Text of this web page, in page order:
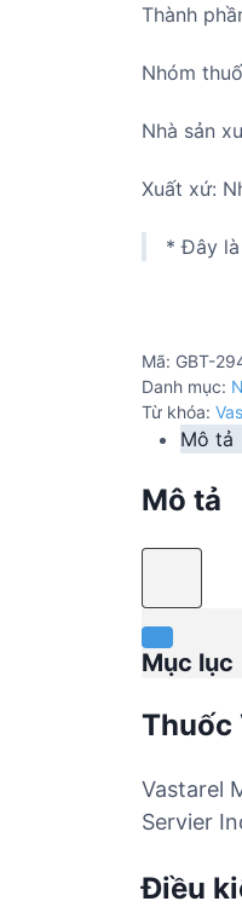
Thành
Nhóm
Nhà sản
Xuất xứ:
* Đây
Mã: GBT-
Danh mục:
Từ khóa:
Mô tả
Mô tả
Mục lục
Thuốc
Vastarel
Servier
Điều